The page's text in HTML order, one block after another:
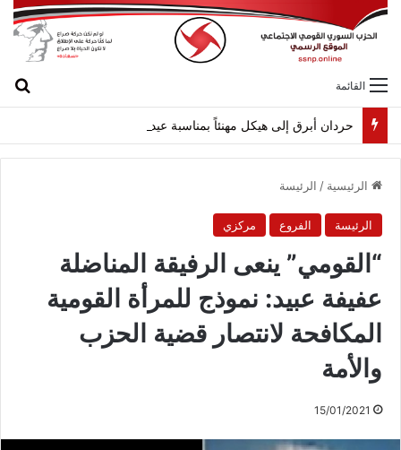
القائمة
حردان أبرق إلى هيكل مهنئاً بمناسبة عيد الجيش
الرئيسية / الرئيسة
الرئيسة الفروع مركزي
“القومي” ينعى الرفيقة المناضلة
عفيفة عبيد: نموذج للمرأة القومية
المكافحة لانتصار قضية الحزب
والأمة
15/01/2021